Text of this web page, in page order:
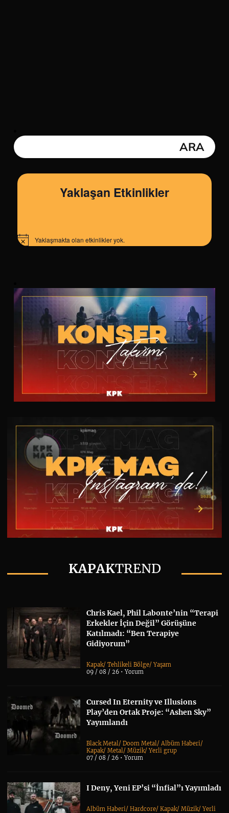
Yaklaşan Etkinlikler
Notice Yaklaşmakta olan etkinlikler yok.
KAPAKTREND
Chris Kael, Phil Labonte’nin “Terapi
Erkekler İçin Değil” Görüşüne
Katılmadı: “Ben Terapiye
Gidiyorum”
Kapak/Tehlikeli Bölge/Yaşam
09 / 08 / 26 •Yorum
Cursed In Eternity ve Illusions
Play’den Ortak Proje: “Ashen Sky”
Yayımlandı
Black Metal/Doom Metal/Albüm Haberi/
Kapak/Metal/Müzik/Yerli grup
07 / 08 / 26 •Yorum
I Deny, Yeni EP’si “İnfial”ı Yayımladı
Albüm Haberi/Hardcore/Kapak/Müzik/Yerli